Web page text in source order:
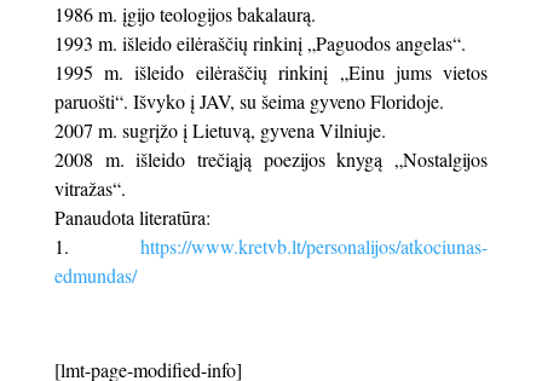
1986 m. įgijo teologijos bakalaurą.
1993 m. išleido eilėraščių rinkinį „Paguodos angelas“.
1995 m. išleido eilėraščių rinkinį „Einu jums vietos
paruošti“. Išvyko į JAV, su šeima gyveno Floridoje.
2007 m. sugrįžo į Lietuvą, gyvena Vilniuje.
2008 m. išleido trečiąją poezijos knygą „Nostalgijos
vitražas“.
Panaudota literatūra:
https://www.kretvb.lt/personalijos/atkociunas-
edmundas/
[lmt-page-modified-info]